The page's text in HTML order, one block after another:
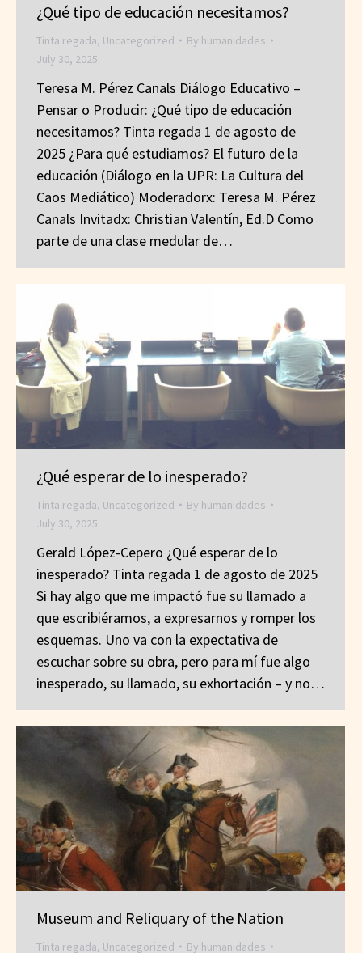
¿Qué tipo de educación necesitamos?
Tinta regada, Uncategorized By humanidades
July 30, 2025
Teresa M. Pérez Canals Diálogo Educativo –
Pensar o Producir: ¿Qué tipo de educación
necesitamos? Tinta regada 1 de agosto de
2025 ¿Para qué estudiamos? El futuro de la
educación (Diálogo en la UPR: La Cultura del
Caos Mediático) Moderadorx: Teresa M. Pérez
Canals Invitadx: Christian Valentín, Ed.D Como
parte de una clase medular de…
¿Qué esperar de lo inesperado?
Tinta regada, Uncategorized By humanidades
July 30, 2025
Gerald López-Cepero ¿Qué esperar de lo
inesperado? Tinta regada 1 de agosto de 2025
Si hay algo que me impactó fue su llamado a
que escribiéramos, a expresarnos y romper los
esquemas. Uno va con la expectativa de
escuchar sobre su obra, pero para mí fue algo
inesperado, su llamado, su exhortación – y no…
Museum and Reliquary of the Nation
Tinta regada, Uncategorized By humanidades